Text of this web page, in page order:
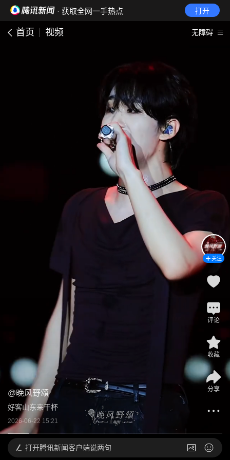
· 获取全网一手热点 打开
首页 视频 无障碍
@晚风野頌
好客山东来干杯
2026-06-22 15:21
关注
评论
收藏
分享
打开腾讯新闻客户端说两句